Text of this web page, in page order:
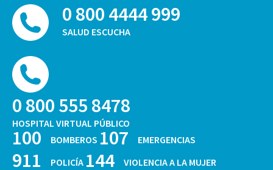
0 800 4444 999
SALUD ESCUCHA
0 800 555 8478
HOSPITAL VIRTUAL PÚBLICO
100 BOMBEROS 107 EMERGENCIAS
911 POLICÍA 144 VIOLENCIA A LA MUJER